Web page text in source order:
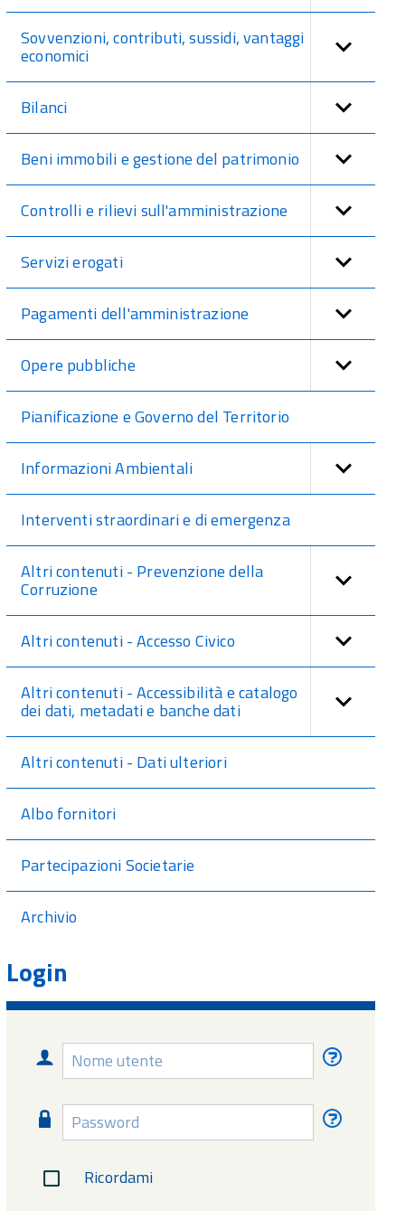
Sovvenzioni, contributi, sussidi, vantaggi
economici
Bilanci
Beni immobili e gestione del patrimonio
Controlli e rilievi sull'amministrazione
Servizi erogati
Pagamenti dell'amministrazione
Opere pubbliche
Pianificazione e Governo del Territorio
Informazioni Ambientali
Interventi straordinari e di emergenza
Altri contenuti - Prevenzione della
Corruzione
Altri contenuti - Accesso Civico
Altri contenuti - Accessibilità e catalogo
dei dati, metadati e banche dati
Altri contenuti - Dati ulteriori
Albo fornitori
Partecipazioni Societarie
Archivio
Login
Nome
utente
Nome
utente
Password
Password
Ricordami